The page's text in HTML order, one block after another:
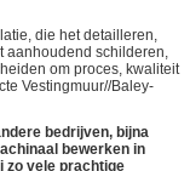
die het detailleren,
aanhoudend schilderen,
om proces, kwaliteit
Vestingmuur//Baley-
bedrijven, bijna
bewerken in
zo vele prachtige